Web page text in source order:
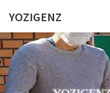
YOZIGENZ